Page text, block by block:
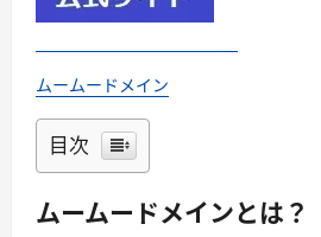
ムームードメイン
目次
ムームードメインとは？